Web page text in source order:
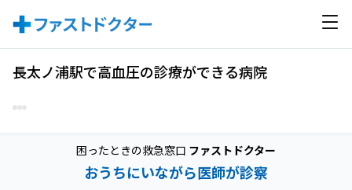
長太ノ浦駅で高血圧の診療ができる病院
困ったときの救急窓口 ファストドクター
おうちにいながら医師が診察